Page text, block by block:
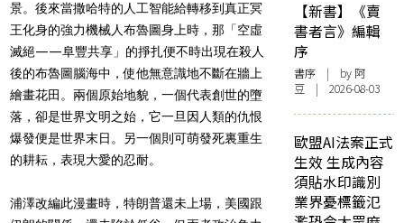
景。後來當撒哈特的人工智能給轉移到真正冥
王化身的強力機械人布魯圖身上時，那「空虛
滅絕——阜豐共享」的掙扎便不時出現在殺人
後的布魯圖腦海中，使他無意識地不斷在牆上
繪畫花田。兩個原始地貌，一個代表創世的墮
落，卻是世界文明之始，它一旦因人類的仇恨
爆發便是世界末日。另一個則可萌發死裏重生
的耕耘，表現大愛的忍耐。
浦澤改編此漫畫時，特朗普還未上場，美國跟
【新書】《賣
書者言》編輯
序
書序 | by 阿
豆 | 2026-08-03
歐盟AI法案正式
生效 生成內容
須貼水印識別
業界憂標籤氾